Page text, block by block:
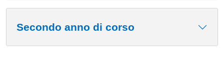
Secondo anno di corso